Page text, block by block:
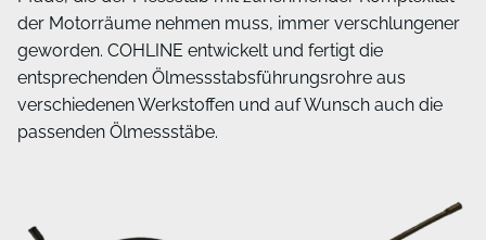
der Motorräume nehmen muss, immer verschlungener
geworden. COHLINE entwickelt und fertigt die
entsprechenden Ölmessstabsführungsrohre aus
verschiedenen Werkstoffen und auf Wunsch auch die
passenden Ölmessstäbe.